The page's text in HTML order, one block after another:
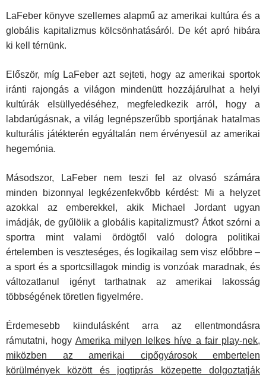
LaFeber könyve szellemes alapmű az amerikai kultúra és a
globális kapitalizmus kölcsönhatásáról. De két apró hibára
ki kell térnünk.
Először, míg LaFeber azt sejteti, hogy az amerikai sportok
iránti rajongás a világon mindenütt hozzájárulhat a helyi
kultúrák elsüllyedéséhez, megfeledkezik arról, hogy a
labdarúgásnak, a világ legnépszerűbb sportjának hatalmas
kulturális játékterén egyáltalán nem érvényesül az amerikai
hegemónia.
Másodszor, LaFeber nem teszi fel az olvasó számára
minden bizonnyal legkézenfekvőbb kérdést: Mi a helyzet
azokkal az emberekkel, akik Michael Jordant ugyan
imádják, de gyűlölik a globális kapitalizmust? Átkot szórni a
sportra mint valami ördögtől való dologra politikai
értelemben is veszteséges, és logikailag sem visz előbbre –
a sport és a sportcsillagok mindig is vonzóak maradnak, és
változatlanul igényt tarthatnak az amerikai lakosság
többségének töretlen figyelmére.
Érdemesebb kiindulásként arra az ellentmondásra
rámutatni, hogy Amerika milyen lelkes híve a fair play-nek,
miközben az amerikai cipőgyárosok embertelen
körülmények között és jogtiprás közepette dolgoztatják